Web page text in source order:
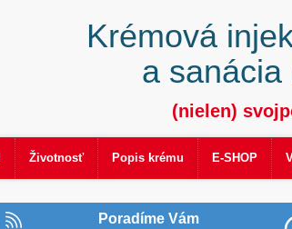
Životnosť Popis krému E-SHOP
Krémová
a sanácia
(nielen)
Poradíme Vám